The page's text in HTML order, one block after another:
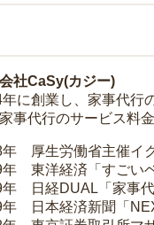
社CaSy(カジー)
年に創業し、家事代行
事代行のサービス料
年 厚生労働省主催イ
年 東洋経済「すごい
年 日経DUAL「家事
年 日本経済新聞「